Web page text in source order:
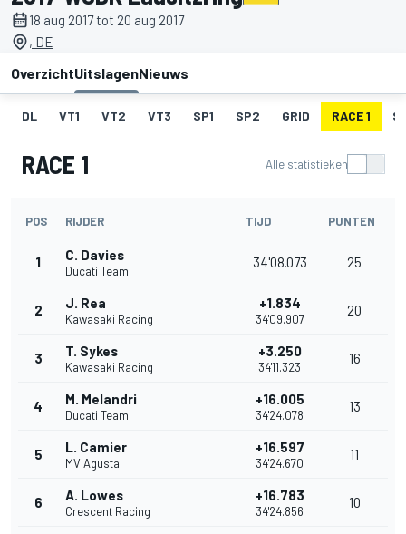
18 aug 2017 tot 20 aug 2017
, DE
OverzichtUitslagenNieuws
DL VT1 VT2 VT3 SP1 SP2 GRID RACE 1
RACE 1 Alle statistieken
POS RIJDER TIJD PUNTEN
1 C. Davies
Ducati Team
34'08.073 25
2 J. Rea
Kawasaki Racing
+1.834
34'09.907
20
3 T. Sykes
Kawasaki Racing
+3.250
34'11.323
16
4 M. Melandri
Ducati Team
+16.005
34'24.078
13
5 L. Camier
MV Agusta
+16.597
34'24.670
11
6 A. Lowes
Crescent Racing
+16.783
34'24.856
10